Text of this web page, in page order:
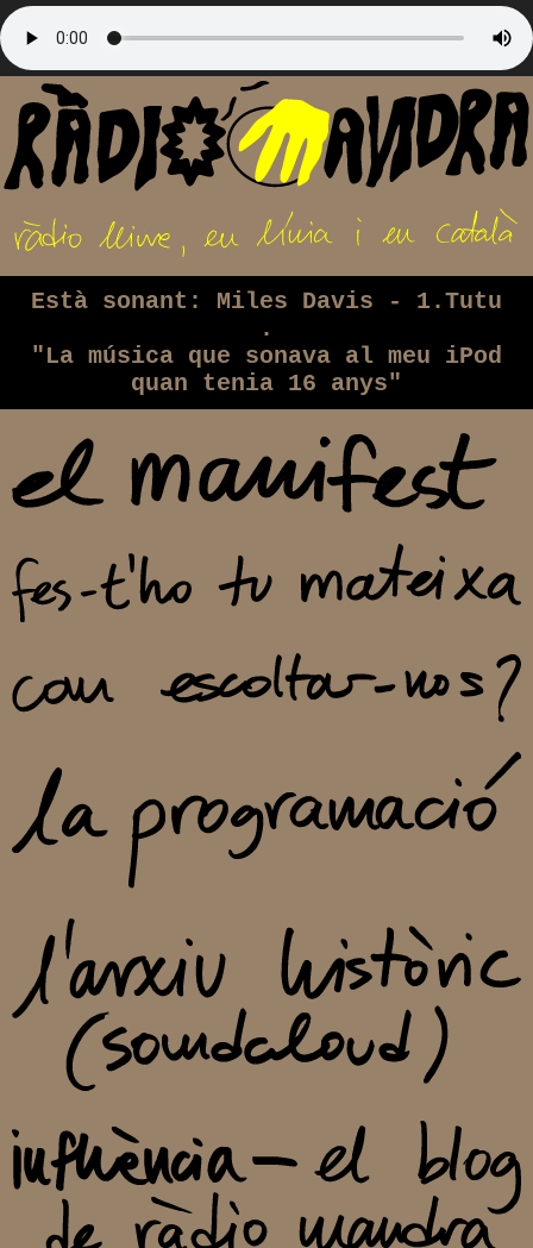
Està sonant: Miles Davis - 1.Tutu
.
"La música que sonava al meu iPod
quan tenia 16 anys"